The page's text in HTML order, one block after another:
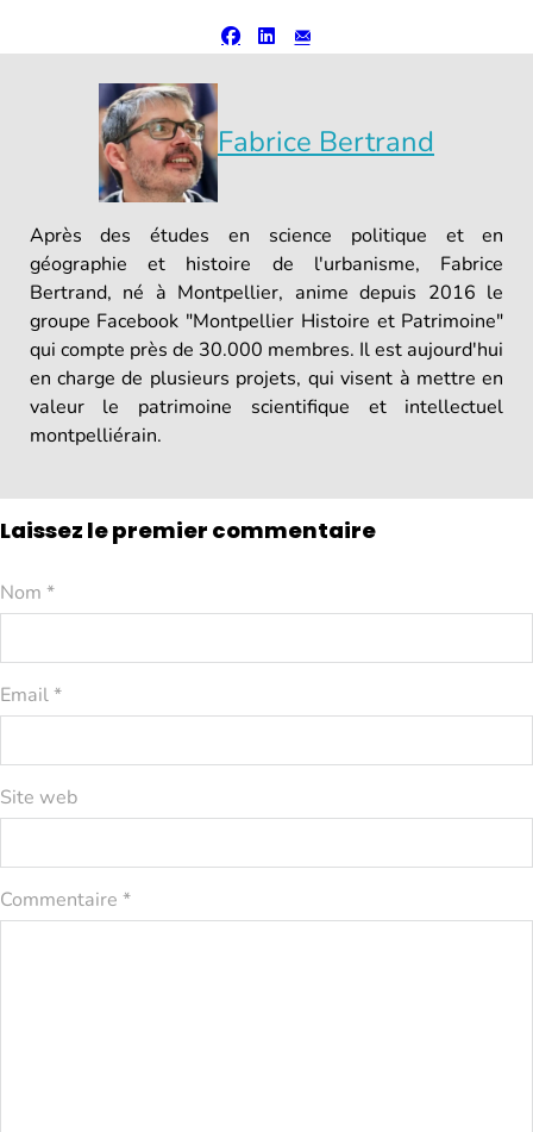
Fabrice Bertrand
Après des études en science politique et en
géographie et histoire de l'urbanisme, Fabrice
Bertrand, né à Montpellier, anime depuis 2016 le
groupe Facebook "Montpellier Histoire et Patrimoine"
qui compte près de 30.000 membres. Il est aujourd'hui
en charge de plusieurs projets, qui visent à mettre en
valeur le patrimoine scientifique et intellectuel
montpelliérain.
Laissez le premier commentaire
Nom *
Email *
Site web
Commentaire *